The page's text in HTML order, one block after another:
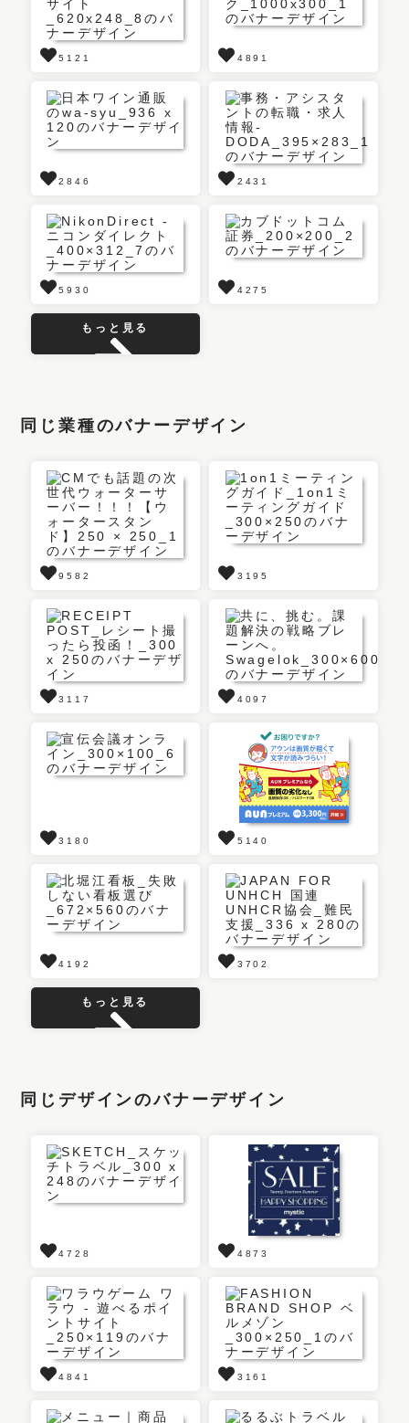
5121 4891
2846 2431
5930 4275
もっと見る
同じ業種のバナーデザイン
9582 3195
3117 4097
3180 5140
4192 3702
もっと見る
同じデザインのバナーデザイン
4728 4873
4841 3161